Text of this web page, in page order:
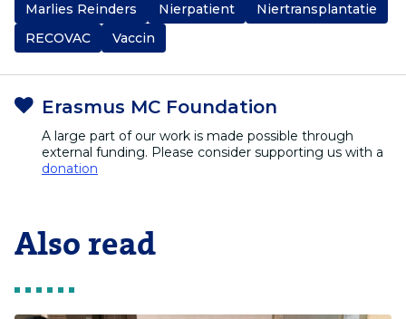
Marlies Reinders
Nierpatient
Niertransplantatie
RECOVAC
Vaccin
Erasmus MC Foundation
A large part of our work is made possible through
external funding. Please consider supporting us with a
donation
Also read